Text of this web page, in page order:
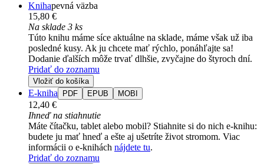
Knihapevná väzba
15,80 €
Na sklade 3 ks
Túto knihu máme síce aktuálne na sklade, máme však už iba
posledné kusy. Ak ju chcete mať rýchlo, ponáhľajte sa!
Dodanie ďalších môže trvať dlhšie, zvyčajne do štyroch dní.
Pridať do zoznamu
Vložiť do košíka
E-kniha PDF EPUB MOBI
12,40 €
Ihneď na stiahnutie
Máte čítačku, tablet alebo mobil? Stiahnite si do nich e-knihu:
budete ju mať hneď a ešte aj ušetríte život stromom. Viac
informácii o e-knihách nájdete tu.
Pridať do zoznamu